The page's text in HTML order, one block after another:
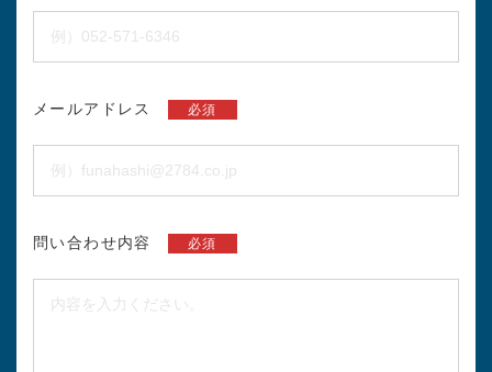
メールアドレス 必須
問い合わせ内容 必須